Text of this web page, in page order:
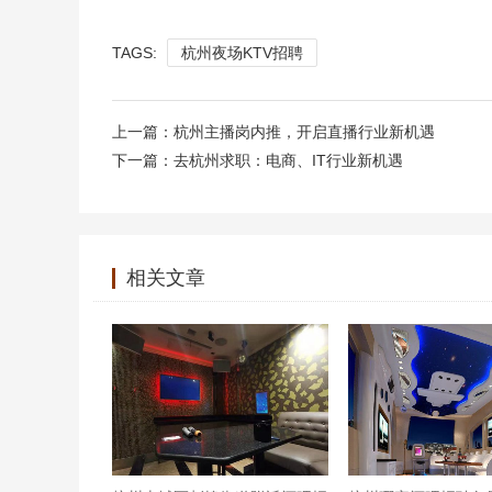
TAGS: 杭州夜场KTV招聘
上一篇： 杭州主播岗内推，开启直播行业新机遇
下一篇： 去杭州求职：电商、IT行业新机遇
相关文章